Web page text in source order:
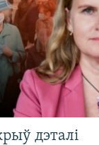
дэталі